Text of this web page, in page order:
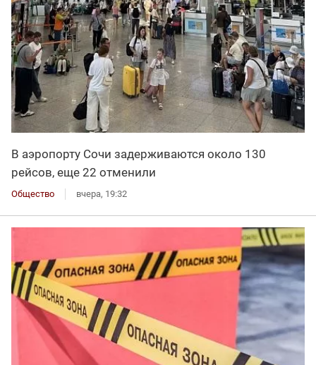
В аэропорту Сочи задерживаются около 130
рейсов, еще 22 отменили
Общество вчера, 19:32